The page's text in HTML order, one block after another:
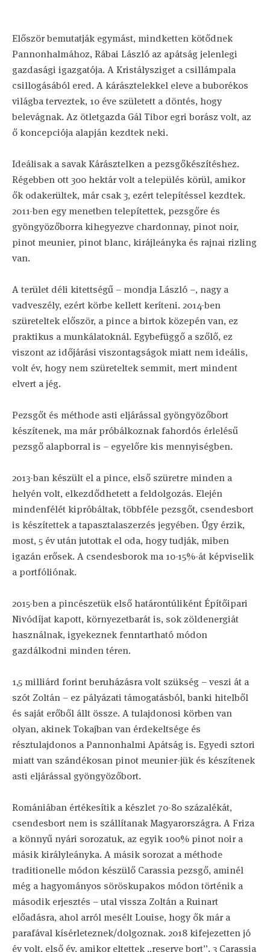
Először bemutatják egymást, mindketten kötődnek
Pannonhalmához, Rábai László az apátság jelenlegi
gazdasági igazgatója. A Kristálysziget a csillámpala
csillogásából ered. A kárásztelekkel eleve a buborékos
világba terveztek, 10 éve született a döntés, hogy
belevágnak. Az ötletgazda Gál Tibor egri borász volt, az
ő koncepciója alapján kezdtek neki.
Ideálisak a savak Kárásztelken a pezsgőkészítéshez.
Régebben ott 300 hektár volt a település körül, amikor
ők odakerültek, már csak 3, ezért telepítéssel kezdtek.
2011-ben egy menetben telepítettek, pezsgőre és
gyöngyözőborra kihegyezve chardonnay, pinot noir,
pinot meunier, pinot blanc, kirájleányka és rajnai rizling
van.
A terület déli kitettségű – mondja László –, nagy a
vadveszély, ezért körbe kellett keríteni. 2014-ben
szüreteltek először, a pince a birtok közepén van, ez
praktikus a munkálatoknál. Egybefüggő a szőlő, ez
viszont az időjárási viszontagságok miatt nem ideális,
volt év, hogy nem szüreteltek semmit, mert mindent
elvert a jég.
Pezsgőt és méthode asti eljárással gyöngyözőbort
készítenek, ma már próbálkoznak fahordós érlelésű
pezsgő alapborral is – egyelőre kis mennyiségben.
2013-ban készült el a pince, első szüretre minden a
helyén volt, elkezdődhetett a feldolgozás. Elején
mindenfélét kipróbáltak, többféle pezsgőt, csendesbort
is készítettek a tapasztalaszerzés jegyében. Úgy érzik,
most, 5 év után jutottak el oda, hogy tudják, miben
igazán erősek. A csendesborok ma 10-15%-át képviselik
a portfóliónak.
2015-ben a pincészetük első határontúliként Építőipari
Nivódíjat kapott, környezetbarát is, sok zöldenergiát
használnak, igyekeznek fenntartható módon
gazdálkodni minden téren.
1,5 milliárd forint beruházásra volt szükség – veszi át a
szót Zoltán – ez pályázati támogatásból, banki hitelből
és saját erőből állt össze. A tulajdonosi körben van
olyan, akinek Tokajban van érdekeltsége és
résztulajdonos a Pannonhalmi Apátság is. Egyedi sztori
miatt van szándékosan pinot meunier-jük és készítenek
asti eljárással gyöngyözőbort.
Romániában értékesítik a készlet 70-80 százalékát,
csendesbort nem is szállítanak Magyarországra. A Friza
a könnyű nyári sorozatuk, az egyik 100% pinot noir a
másik királyleányka. A másik sorozat a méthode
traditionelle módon készülő Carassia pezsgő, aminél
még a hagyományos söröskupakos módon történik a
második erjesztés – utal vissza Zoltán a Ruinart
előadásra, ahol arról mesélt Louise, hogy ők már a
parafával kísérleteznek/dolgoznak. 2018 kifejezetten jó
év volt, első év, amikor eltettek „reserve bort”. 3 Carassia